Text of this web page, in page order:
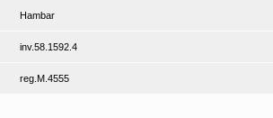
Hambar
inv.58.1592.4
reg.M.4555